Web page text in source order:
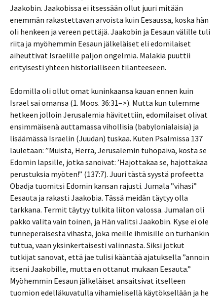
Jaakobin. Jaakobissa ei itsessään ollut juuri mitään
enemmän rakastettavan arvoista kuin Eesaussa, koska hän
oli henkeen ja vereen pettäjä. Jaakobin ja Eesaun välille tuli
riita ja myöhemmin Eesaun jälkeläiset eli edomilaiset
aiheuttivat Israelille paljon ongelmia. Malakia puuttii
erityisesti yhteen historialliseen tilanteeseen.
Edomilla oli ollut omat kuninkaansa kauan ennen kuin
Israel sai omansa (1. Moos. 36:31–>). Mutta kun tulemme
hetkeen jolloin Jerusalemia hävitettiin, edomilaiset olivat
ensimmäisenä auttamassa vihollisia (babylonialaisia) ja
lisäämässä Israelin (Juudan) tuskaa. Kuten Psalmissa 137
lauletaan: ”Muista, Herra, Jerusalemin tuhopäivä, kosta se
Edomin lapsille, jotka sanoivat: ’Hajottakaa se, hajottakaa
perustuksia myöten!” (137:7). Juuri tästä syystä profeetta
Obadja tuomitsi Edomin kansan rajusti. Jumala ”vihasi”
Eesauta ja rakasti Jaakobia. Tässä meidän täytyy olla
tarkkana. Termit täytyy tulkita liiton valossa. Jumalan oli
pakko valita vain toinen, ja Hän valitsi Jaakobin. Kyse ei ole
tunneperäisestä vihasta, joka meille ihmisille on turhankin
tuttua, vaan yksinkertaisesti valinnasta. Siksi jotkut
tutkijat sanovat, että jae tulisi kääntää ajatuksella ”annoin
itseni Jaakobille, mutta en ottanut mukaan Eesauta.”
Myöhemmin Eesaun jälkeläiset ansaitsivat itselleen
tuomion edelläkuvatulla vihamielisellä käytöksellään ja he